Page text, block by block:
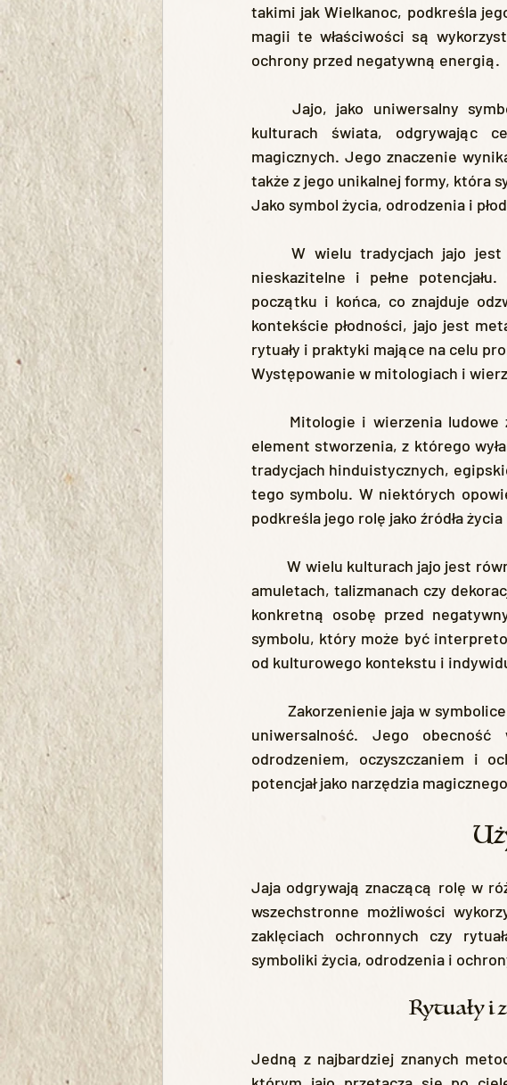
takimi jak Wielkanoc, podkreśla
magii te właściwości są
ochrony przed negatywną energią.
	Jajo, jako uniwersalny symbol życia, odrodzenia i płodności, pojawia się w wielu
kulturach świata, odgrywając
magicznych. Jego znaczenie
także z jego unikalnej formy, która
Jako symbol życia, odrodzenia i
	W wielu tradycjach jajo jest postrzegane jako początek wszystkiego, co istnieje –
nieskazitelne i pełne
początku i końca, co znajduje
kontekście płodności, jajo jest
rytuały i praktyki mające na celu
Występowanie w mitologiach i
element stworzenia, z którego
tradycjach hinduistycznych,
tego symbolu. W niektórych
podkreśla jego rolę jako źródła
	W wielu kulturach jajo jest również symbolem ochrony i czystości, stąd jego obecność w
amuletach, talizmanach czy
konkretną osobę przed
symbolu, który może być
od kulturowego kontekstu i
uniwersalność. Jego
odrodzeniem, oczyszczaniem i
potencjał jako narzędzia
Jaja odgrywają znaczącą rolę w
wszechstronne możliwości
zaklęciach ochronnych czy
symboliki życia, odrodzenia i
Rytuały i
Jedną z najbardziej znanych